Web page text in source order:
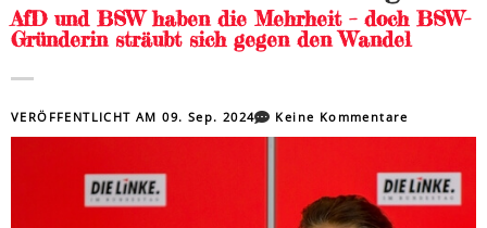
AfD und BSW haben die Mehrheit – doch BSW-
Gründerin sträubt sich gegen den Wandel
VERÖFFENTLICHT AM09. Sep. 2024 Keine Kommentare